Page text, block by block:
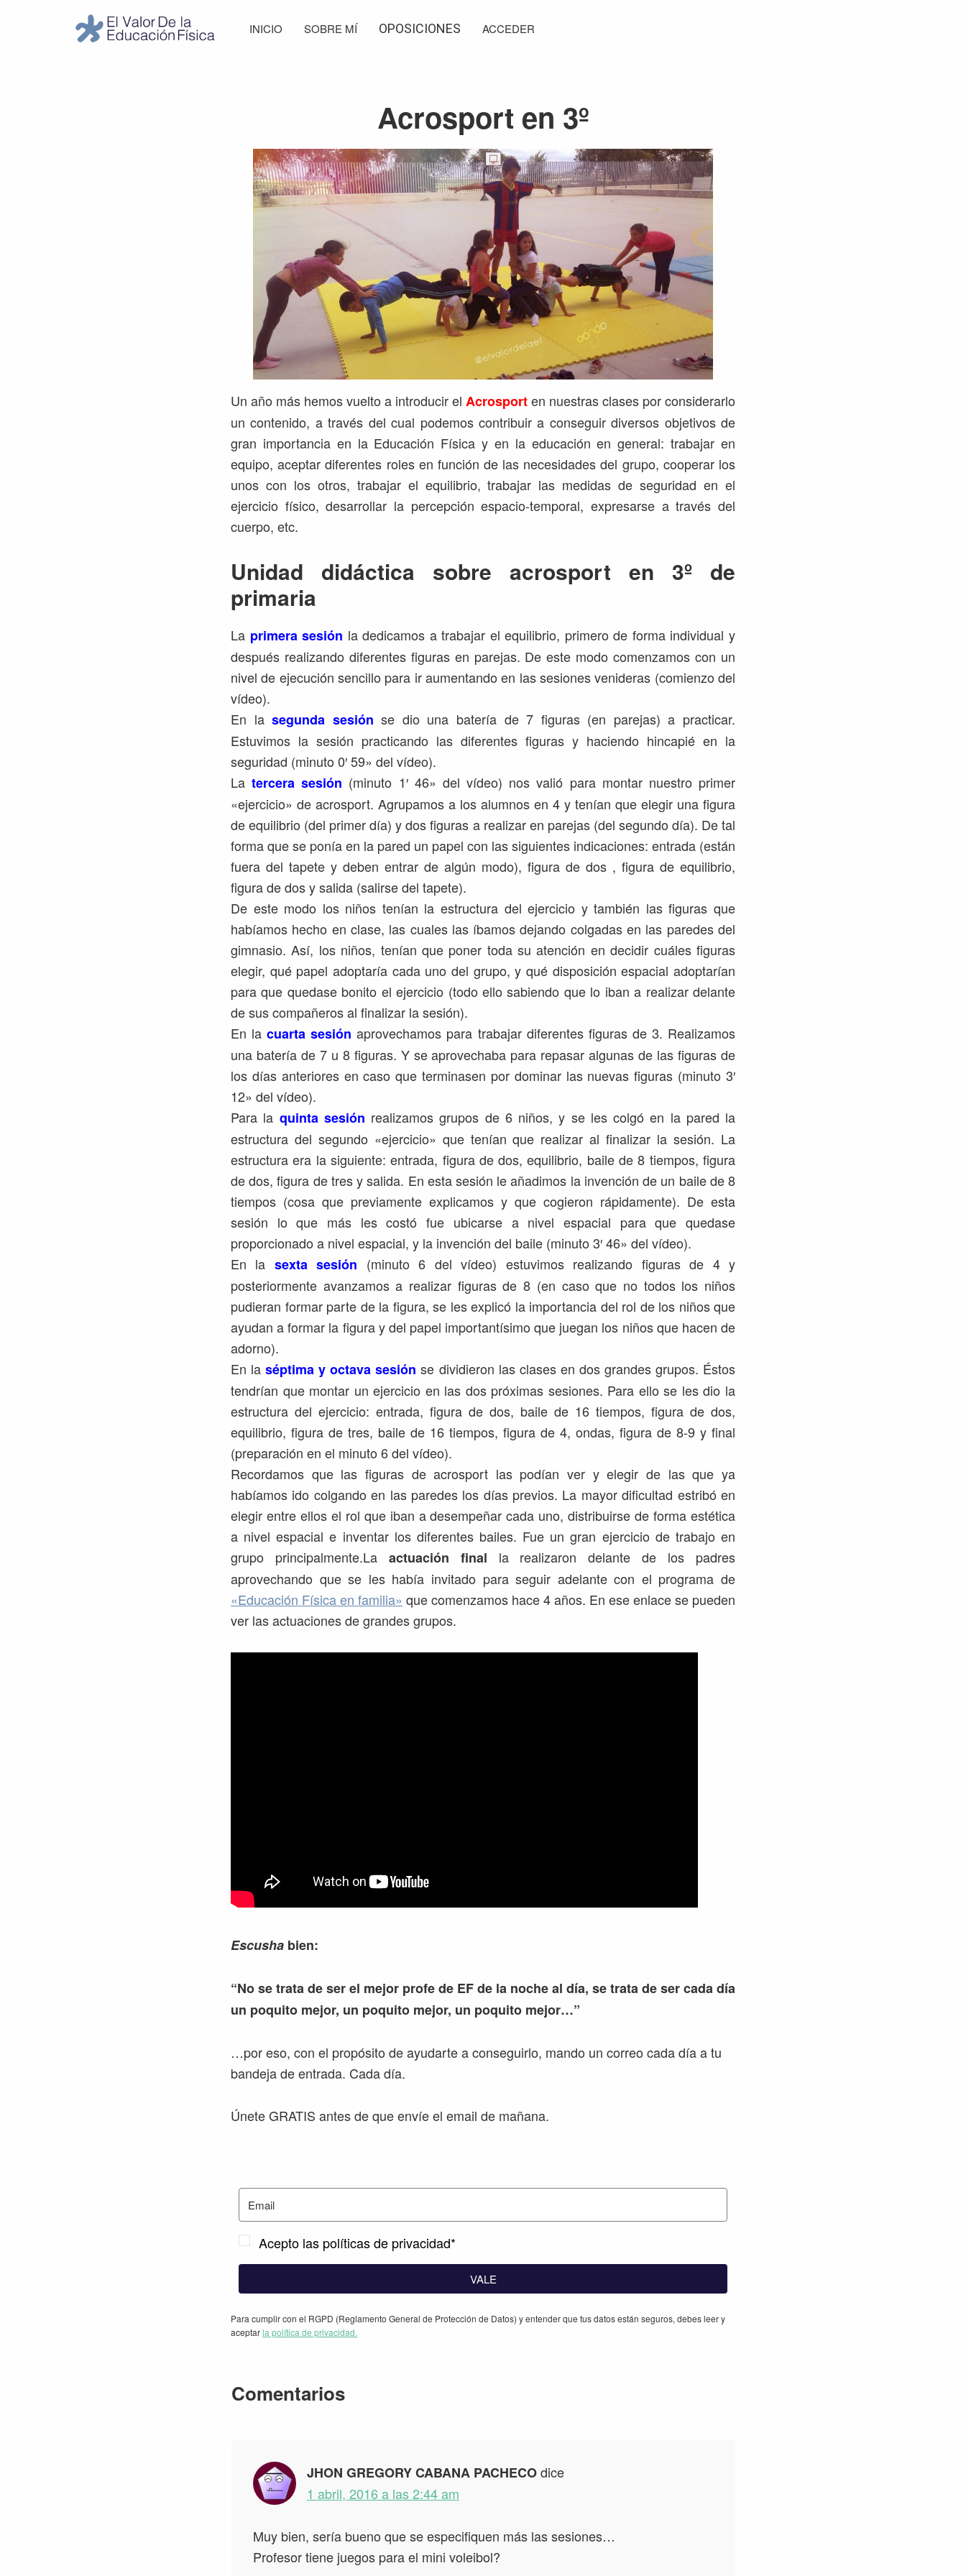
INICIO SOBRE MÍ OPOSICIONES ACCEDER
Acrosport en 3º
Un año más hemos vuelto a introducir el Acrosporten nuestras clases por considerarlo
un contenido, a través del cual podemos contribuir a conseguir diversos objetivos de
gran importancia en la Educación Física y en la educación en general: trabajar en
equipo, aceptar diferentes roles en función de las necesidades del grupo, cooperar los
unos con los otros, trabajar el equilibrio, trabajar las medidas de seguridad en el
ejercicio físico, desarrollar la percepción espacio-temporal, expresarse a través del
cuerpo, etc.
Unidad didáctica sobre acrosport en 3º de
primaria
La primera sesión la dedicamos a trabajar el equilibrio, primero de forma individual y
después realizando diferentes figuras en parejas. De este modo comenzamos con un
nivel de ejecución sencillo para ir aumentando en las sesiones venideras (comienzo del
vídeo).
En lasegunda sesión se dio una batería de 7 figuras (en parejas) a practicar.
Estuvimos la sesión practicando las diferentes figuras y haciendo hincapié en la
seguridad (minuto 0′ 59» del vídeo).
Latercera sesión (minuto 1′ 46» del vídeo) nos valió para montar nuestro primer
«ejercicio» de acrosport. Agrupamos a los alumnos en 4 y tenían que elegir una figura
de equilibrio (del primer día) y dos figuras a realizar en parejas (del segundo día). De tal
forma que se ponía en la pared un papel con las siguientes indicaciones: entrada (están
fuera del tapete y deben entrar de algún modo), figura de dos , figura de equilibrio,
figura de dos y salida (salirse del tapete).
De este modo los niños tenían la estructura del ejercicio y también las figuras que
habíamos hecho en clase, las cuales las íbamos dejando colgadas en las paredes del
gimnasio. Así, los niños, tenían que poner toda su atención en decidir cuáles figuras
elegir, qué papel adoptaría cada uno del grupo, y qué disposición espacial adoptarían
para que quedase bonito el ejercicio (todo ello sabiendo que lo iban a realizar delante
de sus compañeros al finalizar la sesión).
En lacuarta sesión aprovechamos para trabajar diferentes figuras de 3. Realizamos
una batería de 7 u 8 figuras. Y se aprovechaba para repasar algunas de las figuras de
los días anteriores en caso que terminasen por dominar las nuevas figuras (minuto 3′
12» del vídeo).
Para la quinta sesión realizamos grupos de 6 niños, y se les colgó en la pared la
estructura del segundo «ejercicio» que tenían que realizar al finalizar la sesión. La
estructura era la siguiente: entrada, figura de dos, equilibrio, baile de 8 tiempos, figura
de dos, figura de tres y salida. En esta sesión le añadimos la invención de un baile de 8
tiempos (cosa que previamente explicamos y que cogieron rápidamente). De esta
sesión lo que más les costó fue ubicarse a nivel espacial para que quedase
proporcionado a nivel espacial, y la invención del baile (minuto 3′ 46» del vídeo).
En la sexta sesión (minuto 6 del vídeo) estuvimos realizando figuras de 4 y
posteriormente avanzamos a realizar figuras de 8 (en caso que no todos los niños
pudieran formar parte de la figura, se les explicó la importancia del rol de los niños que
ayudan a formar la figura y del papel importantísimo que juegan los niños que hacen de
adorno).
En laséptima y octava sesión se dividieron las clases en dos grandes grupos. Éstos
tendrían que montar un ejercicio en las dos próximas sesiones. Para ello se les dio la
estructura del ejercicio: entrada, figura de dos, baile de 16 tiempos, figura de dos,
equilibrio, figura de tres, baile de 16 tiempos, figura de 4, ondas, figura de 8-9 y final
(preparación en el minuto 6 del vídeo).
Recordamos que las figuras de acrosport las podían ver y elegir de las que ya
habíamos ido colgando en las paredes los días previos. La mayor dificultad estribó en
elegir entre ellos el rol que iban a desempeñar cada uno, distribuirse de forma estética
a nivel espacial e inventar los diferentes bailes. Fue un gran ejercicio de trabajo en
grupo principalmente.La actuación final la realizaron delante de los padres
aprovechando que se les había invitado para seguir adelante con el programa de
«Educación Física en familia» que comenzamos hace 4 años. En ese enlace se pueden
ver las actuaciones de grandes grupos.
Escusha bien:
“No se trata de ser el mejor profe de EF de la noche al día, se trata de ser cada día
un poquito mejor, un poquito mejor, un poquito mejor…”
…por eso, con el propósito de ayudarte a conseguirlo, mando un correo cada día a tu
bandeja de entrada. Cada día.
Únete GRATIS antes de que envíe el email de mañana.
Acepto las políticas de privacidad*
VALE
Para cumplir con el RGPD (Reglamento General de Protección de Datos) y entender que tus datos están seguros, debes leer y
aceptarla política de privacidad.
Interacciones
lectores
Comentarios
JHON GREGORY CABANA PACHECOdice
1 abril, 2016 a las 2:44 am
Muy bien, sería bueno que se especifiquen más las sesiones…
Profesor tiene juegos para el mini voleibol?